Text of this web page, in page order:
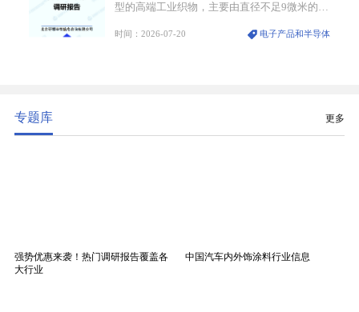
型的高端工业织物，主要由直径不足9微米的电
制电路板（PCB）生产制造过程中不可或缺的
时间：2026-07-20 电子产品和半导体
专题库 更多
强势优惠来袭！热门调研报告覆盖各
大行业
中国汽车内外饰涂料行业信息